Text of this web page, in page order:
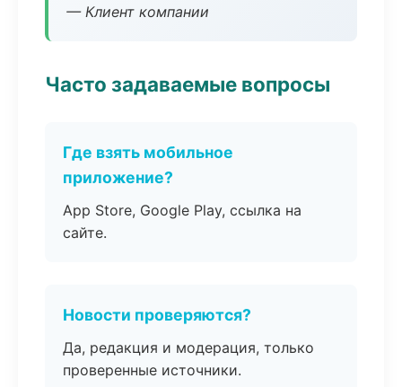
— Клиент компании
Часто задаваемые вопросы
Где взять мобильное
приложение?
App Store, Google Play, ссылка на
сайте.
Новости проверяются?
Да, редакция и модерация, только
проверенные источники.